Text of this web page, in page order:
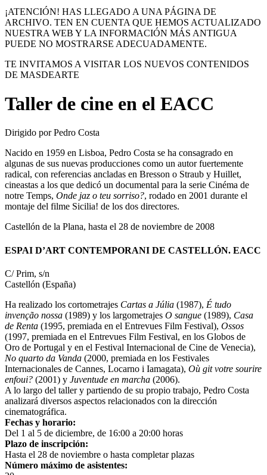
¡ATENCIÓN! HAS LLEGADO A UNA PÁGINA DE
ARCHIVO. TEN EN CUENTA QUE HEMOS ACTUALIZADO
NUESTRA WEB Y LA INFORMACIÓN MÁS ANTIGUA
PUEDE NO MOSTRARSE ADECUADAMENTE.
TE INVITAMOS A VISITAR LOS NUEVOS CONTENIDOS
DE MASDEARTE
Taller de cine en el EACC
Dirigido por Pedro Costa
Nacido en 1959 en Lisboa, Pedro Costa se ha consagrado en
algunas de sus nuevas producciones como un autor fuertemente
radical, con referencias ancladas en Bresson o Straub y Huillet,
cineastas a los que dedicó un documental para la serie Cinéma de
notre Temps, Onde jaz o teu sorriso?, rodado en 2001 durante el
montaje del filme Sicilia! de los dos directores.
Castellón de la Plana, hasta el 28 de noviembre de 2008
ESPAI D’ART CONTEMPORANI DE CASTELLÓN. EACC
C/ Prim, s/n
Castellón (España)
Ha realizado los cortometrajes Cartas a Júlia (1987), É tudo
invenção nossa (1989) y los largometrajes O sangue (1989), Casa
de Renta (1995, premiada en el Entrevues Film Festival), Ossos
(1997, premiada en el Entrevues Film Festival, en los Globos de
Oro de Portugal y en el Festival Internacional de Cine de Venecia),
No quarto da Vanda (2000, premiada en los Festivales
Internacionales de Cannes, Locarno i Iamagata), Où git votre sourire
enfoui? (2001) y Juventude en marcha (2006).
A lo largo del taller y partiendo de su propio trabajo, Pedro Costa
analizará diversos aspectos relacionados con la dirección
cinematográfica.
Fechas y horario:
Del 1 al 5 de diciembre, de 16:00 a 20:00 horas
Plazo de inscripción:
Hasta el 28 de noviembre o hasta completar plazas
Número máximo de asistentes: